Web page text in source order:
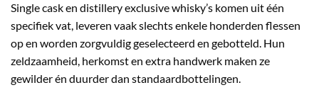
Single cask en distillery exclusive whisky’s komen uit één
specifiek vat, leveren vaak slechts enkele honderden flessen
op en worden zorgvuldig geselecteerd en gebotteld. Hun
zeldzaamheid, herkomst en extra handwerk maken ze
gewilder én duurder dan standaardbottelingen.